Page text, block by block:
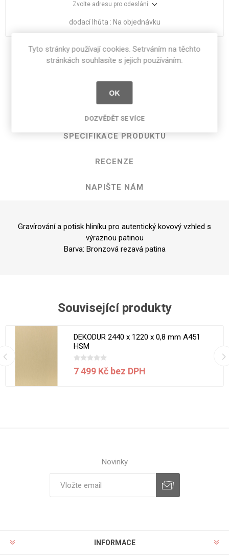
Zvolte adresu pro odeslání
dodací lhůta : Na objednávku
Sdílet:
SPECIFIKACE PRODUKTU
RECENZE
NAPIŠTE NÁM
Gravírování a potisk hliníku pro autentický kovový vzhled s
výraznou patinou
Barva: Bronzová rezavá patina
Související produkty
DEKODUR 2440 x 1220 x 0,8 mm A451
HSM
7 499 Kč bez DPH
Novinky
INFORMACE
Tyto stránky používají cookies. Setrváním na těchto
stránkách souhlasíte s jejich používáním.
OK
DOZVĚDĚT SE VÍCE